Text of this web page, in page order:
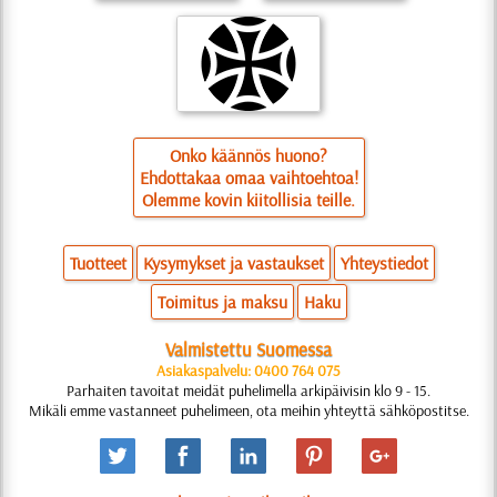
Onko käännös huono?
Ehdottakaa omaa vaihtoehtoa!
Olemme kovin kiitollisia teille.
Tuotteet Kysymykset ja vastaukset
Yhteystiedot
Toimitus ja maksu
Haku
Valmistettu Suomessa
Asiakaspalvelu: 0400 764 075
Parhaiten tavoitat meidät puhelimella arkipäivisin klo 9 - 15.
Mikäli emme vastanneet puhelimeen, ota meihin yhteyttä sähköpostitse.